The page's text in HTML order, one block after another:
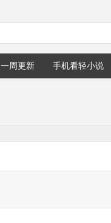
一周更新 手机看轻小说